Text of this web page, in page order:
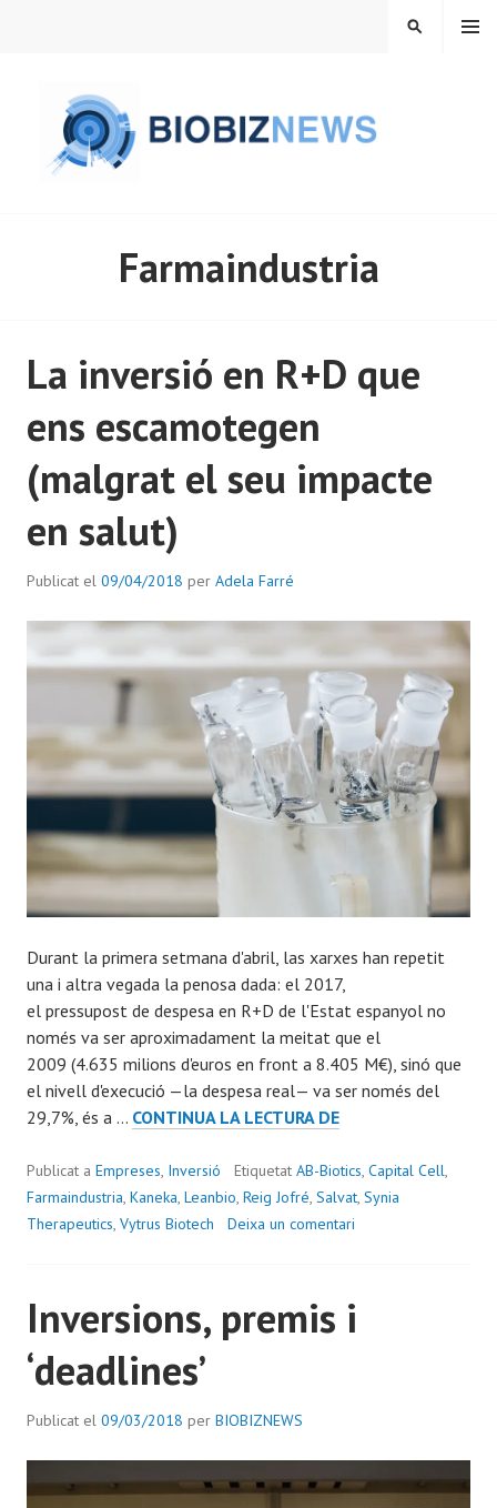
MENÚ
CERCA
Farmaindustria
La inversió en R+D que
ens escamotegen
(malgrat el seu impacte
en salut)
Publicat el 09/04/2018 per Adela Farré
Durant la primera setmana d'abril, las xarxes han repetit
una i altra vegada la penosa dada: el 2017,
el pressupost de despesa en R+D de l'Estat espanyol no
només va ser aproximadament la meitat que el
2009 (4.635 milions d'euros en front a 8.405 M€), sinó que
el nivell d'execució —la despesa real— va ser només del
29,7%, és a … CONTINUA LA LECTURA DELA
EN
R+D
QUE
(MALGRAT
EL
Publicat a Empreses, Inversió Etiquetat AB-Biotics, Capital Cell,
Farmaindustria, Kaneka, Leanbio, Reig Jofré, Salvat, Synia
Therapeutics, Vytrus Biotech Deixa un comentari
Inversions, premis i
‘deadlines’
Publicat el 09/03/2018 per BIOBIZNEWS